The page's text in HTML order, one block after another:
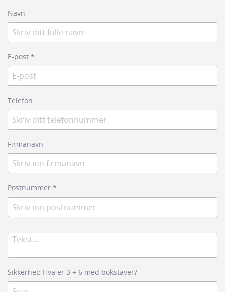
Navn
E-post *
Telefon
Firmanavn
Postnummer *
Sikkerhet: Hva er 3 + 6 med bokstaver?